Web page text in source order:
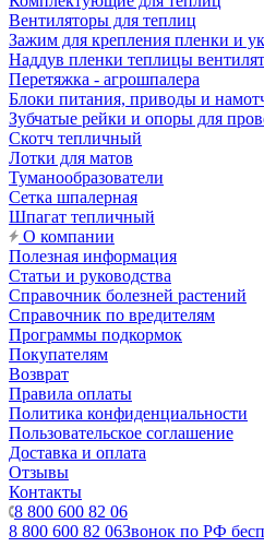
Вентиляторы для теплиц
Зажим для крепления пленки и
Наддув пленки теплицы
Перетяжка - агрошпалера
Блоки питания, приводы и
Зубчатые рейки и опоры для
Скотч тепличный
Лотки для матов
Туманообразователи
Сетка шпалерная
Шпагат тепличный
О компании
Полезная информация
Статьи и руководства
Справочник болезней растений
Справочник по вредителям
Программы подкормок
Покупателям
Возврат
Правила оплаты
Политика конфиденциальности
Пользовательское соглашение
Доставка и оплата
Отзывы
Контакты
8 800 600 82 06
8 800 600 82 06Звонок по РФ